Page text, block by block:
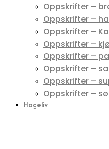
Oppskrifter –
Oppskrifter –
Oppskrifter –
Oppskrifter –
Oppskrifter –
Oppskrifter –
Oppskrifter –
Oppskrifter –
Hageliv